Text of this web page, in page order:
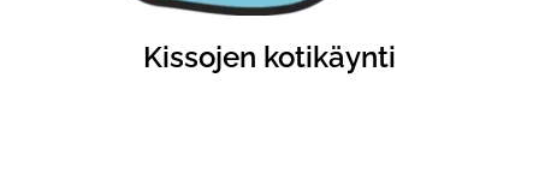
Kissojen kotikäynti